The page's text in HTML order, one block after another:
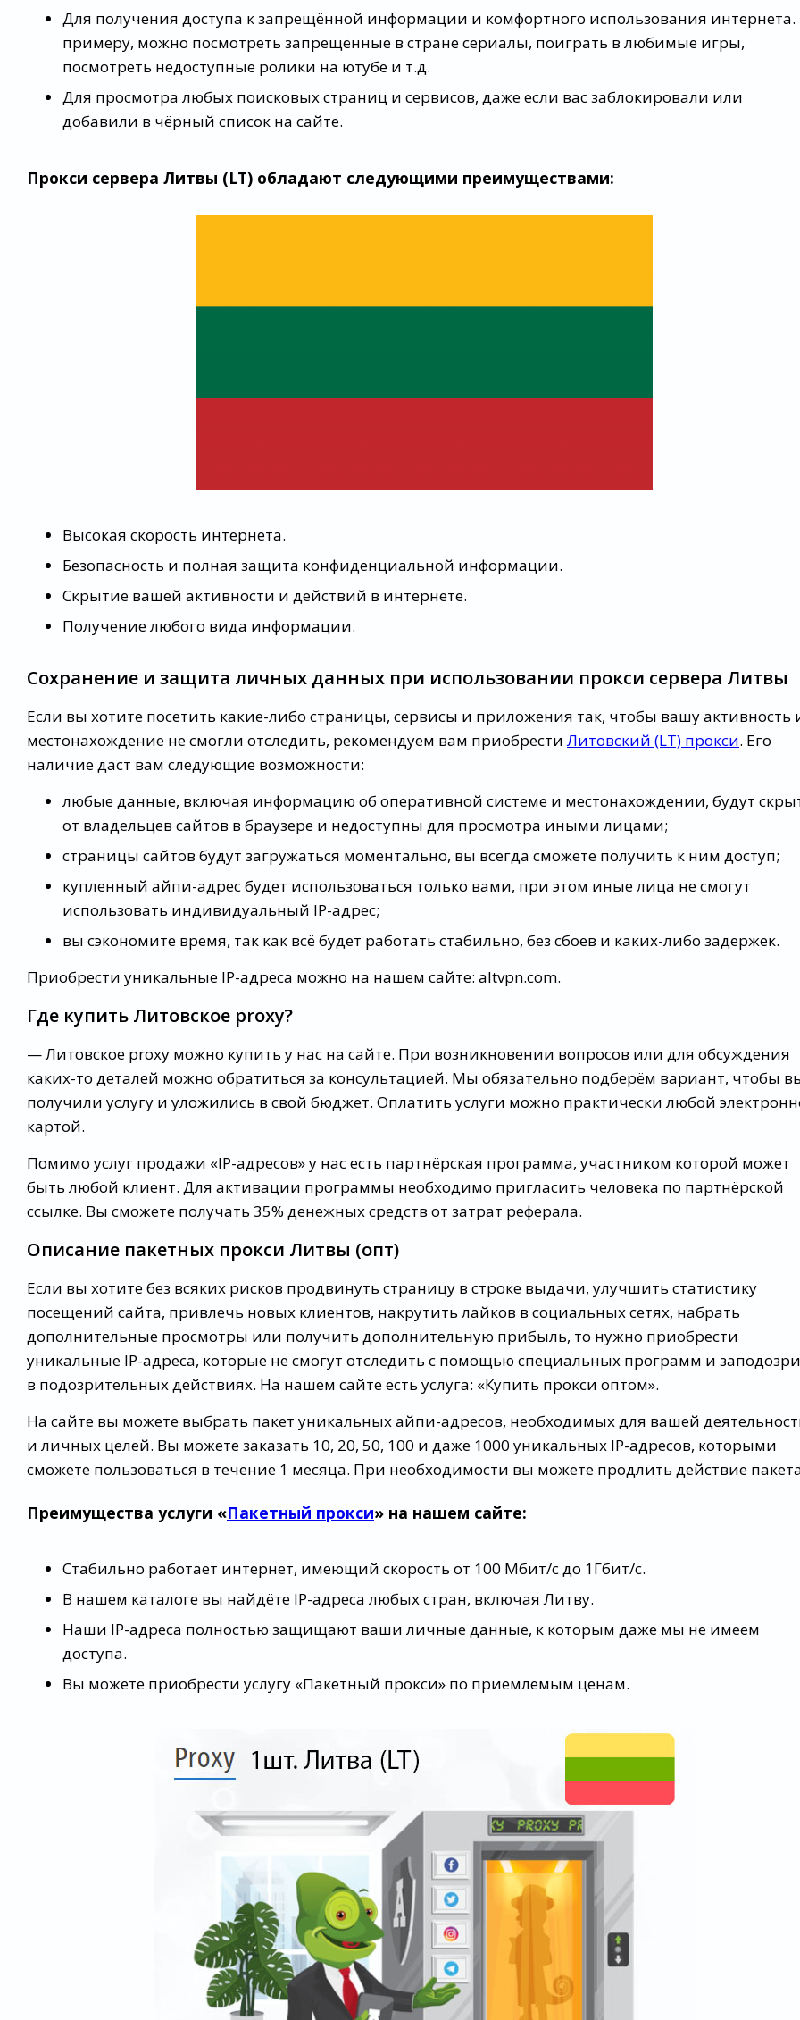
Для получения доступа к запрещённой информации и комфортного использования интернета.
примеру, можно посмотреть запрещённые в стране сериалы, поиграть в любимые игры,
посмотреть недоступные ролики на ютубе и т.д.
Для просмотра любых поисковых страниц и сервисов, даже если вас заблокировали или
добавили в чёрный список на сайте.
Прокси сервера Литвы (LT) обладают следующими преимуществами:
Высокая скорость интернета.
Безопасность и полная защита конфиденциальной информации.
Скрытие вашей активности и действий в интернете.
Получение любого вида информации.
Сохранение и защита личных данных при использовании прокси сервера Литвы
Если вы хотите посетить какие-либо страницы, сервисы и приложения так, чтобы вашу активность
местонахождение не смогли отследить, рекомендуем вам приобрестиЛитовский (LT) прокси. Его
наличие даст вам следующие возможности:
любые данные, включая информацию об оперативной системе и местонахождении, будут
от владельцев сайтов в браузере и недоступны для просмотра иными лицами;
страницы сайтов будут загружаться моментально, вы всегда сможете получить к ним доступ;
купленный айпи-адрес будет использоваться только вами, при этом иные лица не смогут
использовать индивидуальный IP-адрес;
вы сэкономите время, так как всё будет работать стабильно, без сбоев и каких-либо задержек.
Приобрести уникальные IP-адреса можно на нашем сайте: altvpn.com.
Где купить Литовское proxy?
— Литовское proxy можно купить у нас на сайте. При возникновении вопросов или для обсуждения
каких-то деталей можно обратиться за консультацией. Мы обязательно подберём вариант, чтобы
получили услугу и уложились в свой бюджет. Оплатить услуги можно практически любой
картой.
Помимо услуг продажи «IP-адресов» у нас есть партнёрская программа, участником которой может
быть любой клиент. Для активации программы необходимо пригласить человека по партнёрской
ссылке. Вы сможете получать 35% денежных средств от затрат реферала.
Описание пакетных прокси Литвы (опт)
Если вы хотите без всяких рисков продвинуть страницу в строке выдачи, улучшить статистику
посещений сайта, привлечь новых клиентов, накрутить лайков в социальных сетях, набрать
дополнительные просмотры или получить дополнительную прибыль, то нужно приобрести
уникальные IP-адреса, которые не смогут отследить с помощью специальных программ и
в подозрительных действиях. На нашем сайте есть услуга: «Купить прокси оптом».
На сайте вы можете выбрать пакет уникальных айпи-адресов, необходимых для вашей
и личных целей. Вы можете заказать 10, 20, 50, 100 и даже 1000 уникальных IP-адресов, которыми
сможете пользоваться в течение 1 месяца. При необходимости вы можете продлить действие
Преимущества услуги «Пакетный прокси» на нашем сайте:
Стабильно работает интернет, имеющий скорость от 100 Мбит/с до 1Гбит/с.
В нашем каталоге вы найдёте IP-адреса любых стран, включая Литву.
Наши IP-адреса полностью защищают ваши личные данные, к которым даже мы не имеем
доступа.
Вы можете приобрести услугу «Пакетный прокси» по приемлемым ценам.